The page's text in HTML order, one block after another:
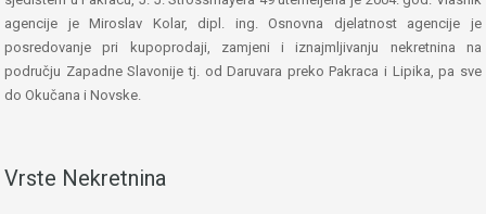
agencije je Miroslav Kolar, dipl. ing. Osnovna djelatnost agencije je
posredovanje pri kupoprodaji, zamjeni i iznajmljivanju nekretnina na
području Zapadne Slavonije tj. od Daruvara preko Pakraca i Lipika, pa sve
do Okučana i Novske.
Vrste Nekretnina